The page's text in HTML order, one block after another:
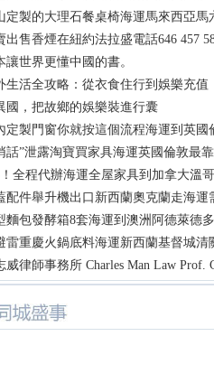
定製的大理石餐桌椅海運馬來西亞馬
出售香煙在紐約法拉盛電話646 457
讓世界更懂中國的書。
生活全攻略：從衣食住行到娛樂充值
國，把故鄉的娛樂裝進行囊
定製門窗你就按這個流程海運到英國
話”泄露淘寶買家具海運英國倫敦最
全程代辦海運全屋家具到加拿大溫
配件舉升機出口新西蘭奧克蘭走海
麵包發酵箱8套海運到澳洲阿德萊德
雷重慶火鍋底料海運新西蘭基督城清
威律師事務所 Charles Man Law Prof.